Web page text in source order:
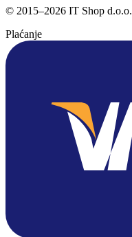
© 2015–2026 IT Shop d.o.o.
Plaćanje